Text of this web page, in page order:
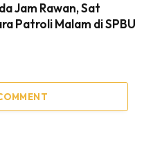
Jam Rawan, Sat
Patroli Malam di SPBU